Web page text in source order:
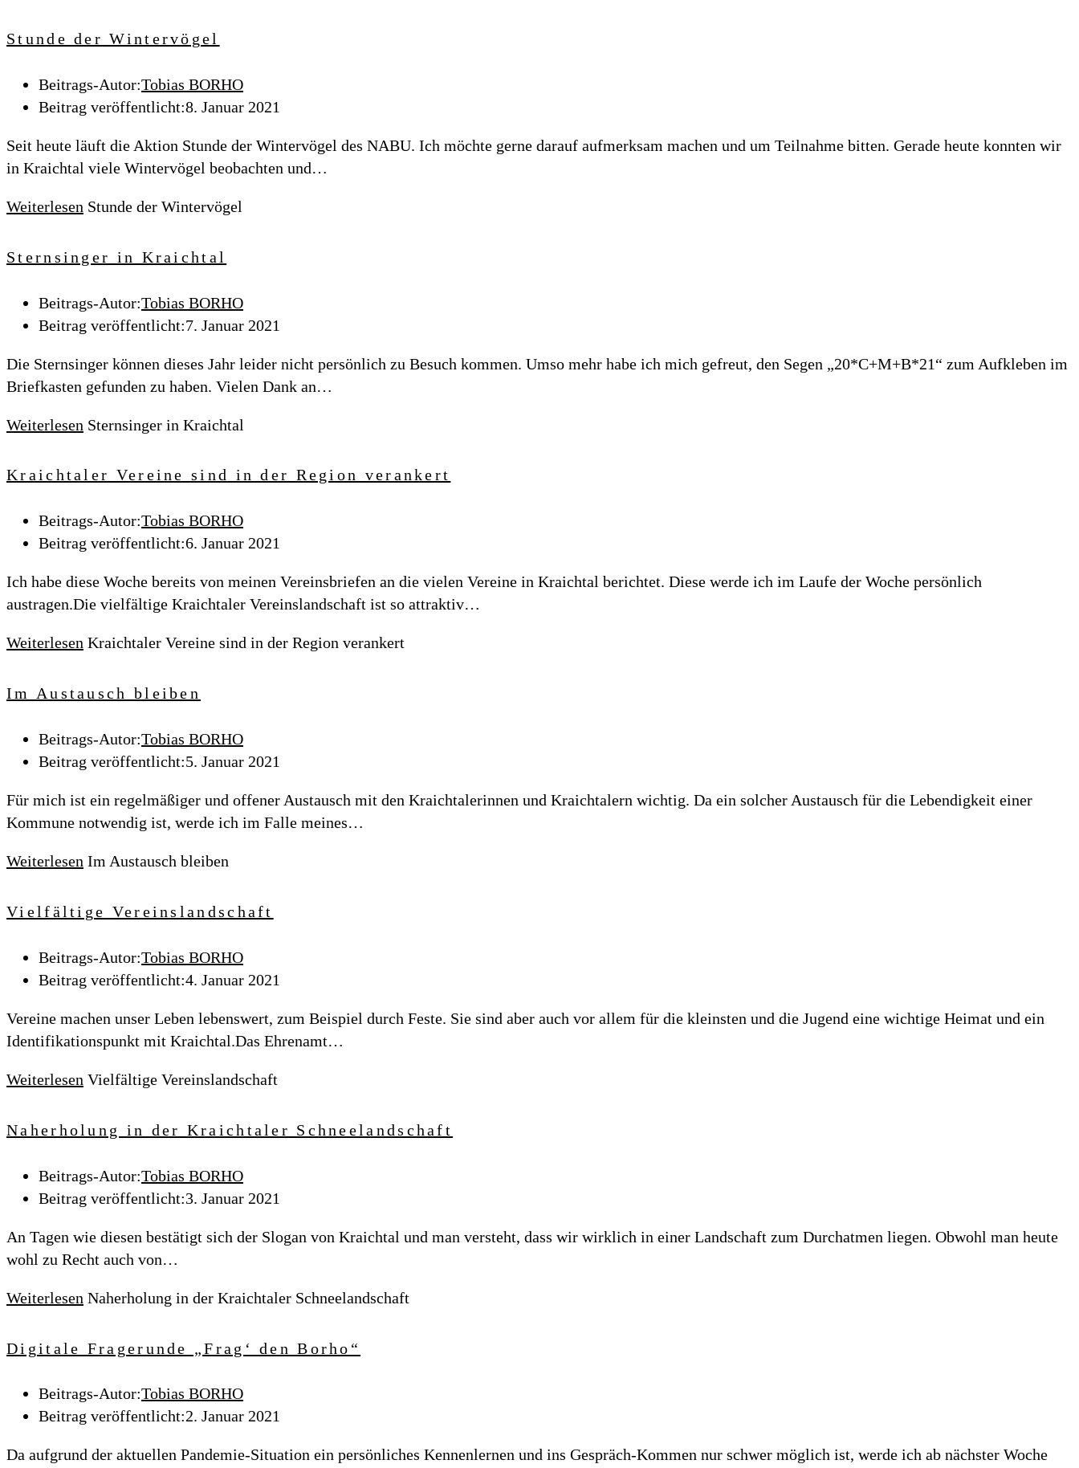
Stunde der Wintervögel
Beitrags-Autor:Tobias BORHO
Beitrag veröffentlicht:8. Januar 2021
Seit heute läuft die Aktion Stunde der Wintervögel des NABU. Ich möchte gerne darauf aufmerksam machen und um Teilnahme bitten. Gerade heute konnten wir
in Kraichtal viele Wintervögel beobachten und…
Weiterlesen Stunde der Wintervögel
Sternsinger in Kraichtal
Beitrags-Autor:Tobias BORHO
Beitrag veröffentlicht:7. Januar 2021
Die Sternsinger können dieses Jahr leider nicht persönlich zu Besuch kommen. Umso mehr habe ich mich gefreut, den Segen „20*C+M+B*21“ zum Aufkleben im
Briefkasten gefunden zu haben. Vielen Dank an…
Weiterlesen Sternsinger in Kraichtal
Kraichtaler Vereine sind in der Region verankert
Beitrags-Autor:Tobias BORHO
Beitrag veröffentlicht:6. Januar 2021
Ich habe diese Woche bereits von meinen Vereinsbriefen an die vielen Vereine in Kraichtal berichtet. Diese werde ich im Laufe der Woche persönlich
austragen.Die vielfältige Kraichtaler Vereinslandschaft ist so attraktiv…
Weiterlesen Kraichtaler Vereine sind in der Region verankert
Im Austausch bleiben
Beitrags-Autor:Tobias BORHO
Beitrag veröffentlicht:5. Januar 2021
Für mich ist ein regelmäßiger und offener Austausch mit den Kraichtalerinnen und Kraichtalern wichtig. Da ein solcher Austausch für die Lebendigkeit einer
Kommune notwendig ist, werde ich im Falle meines…
Weiterlesen Im Austausch bleiben
Vielfältige Vereinslandschaft
Beitrags-Autor:Tobias BORHO
Beitrag veröffentlicht:4. Januar 2021
Vereine machen unser Leben lebenswert, zum Beispiel durch Feste. Sie sind aber auch vor allem für die kleinsten und die Jugend eine wichtige Heimat und ein
Identifikationspunkt mit Kraichtal.Das Ehrenamt…
Weiterlesen Vielfältige Vereinslandschaft
Naherholung in der Kraichtaler Schneelandschaft
Beitrags-Autor:Tobias BORHO
Beitrag veröffentlicht:3. Januar 2021
An Tagen wie diesen bestätigt sich der Slogan von Kraichtal und man versteht, dass wir wirklich in einer Landschaft zum Durchatmen liegen. Obwohl man heute
wohl zu Recht auch von…
Weiterlesen Naherholung in der Kraichtaler Schneelandschaft
Digitale Fragerunde „Frag‘ den Borho“
Beitrags-Autor:Tobias BORHO
Beitrag veröffentlicht:2. Januar 2021
Da aufgrund der aktuellen Pandemie-Situation ein persönliches Kennenlernen und ins Gespräch-Kommen nur schwer möglich ist, werde ich ab nächster Woche